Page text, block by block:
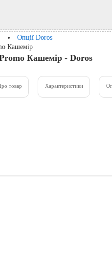
Опції Doros
Кашемір
Кашемір - Doros
товар Характеристики